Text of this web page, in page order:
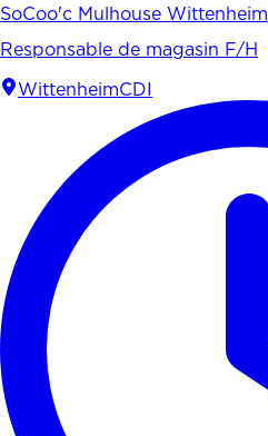
SoCoo'c Mulhouse Wittenheim
Responsable de magasin F/H
WittenheimCDI